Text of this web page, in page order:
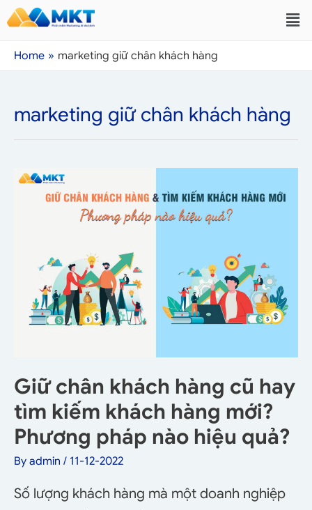
Home marketing giữ chân khách hàng
marketing giữ chân khách hàng
Giữ chân khách hàng cũ hay
tìm kiếm khách hàng mới?
Phương pháp nào hiệu quả?
By admin / 11-12-2022
Số lượng khách hàng mà một doanh nghiệp